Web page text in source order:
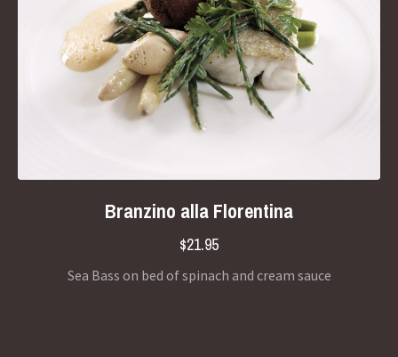
Branzino alla Florentina
$21.95
Sea Bass on bed of spinach and cream sauce